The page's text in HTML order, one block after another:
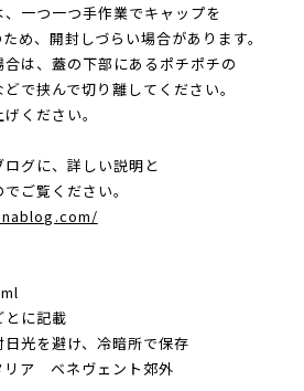
一つ一つ手作業でキャップを
め、開封しづらい場合があります。
は、蓋の下部にあるポチポチの
で挟んで切り離してください。
ください。
グに、詳しい説明と
ご覧ください。
に記載
を避け、冷暗所で保存
ベネヴェント郊外